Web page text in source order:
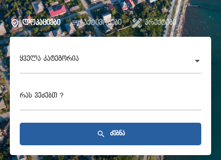
ლოკაციები აქტივობები პრექტები
ყველა კატეგორია
რას ვეძებთ ?
ძებნა